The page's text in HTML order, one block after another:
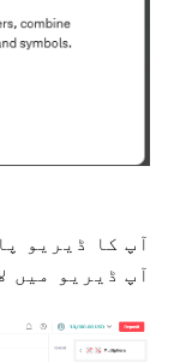
آپ کا ڈیریو
آپ ڈیریو میں